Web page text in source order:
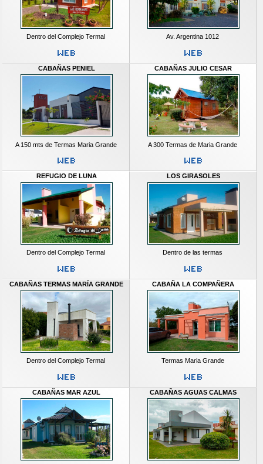
Dentro del Complejo Termal Av. Argentina 1012
CABAÑAS PENIEL
A 150 mts de Termas Maria Grande
CABAÑAS JULIO CESAR
A 300 Termas de Maria Grande
REFUGIO DE LUNA
Dentro del Complejo Termal
LOS GIRASOLES
Dentro de las termas
CABAÑAS TERMAS MARÍA GRANDE
Dentro del Complejo Termal
CABAÑA LA COMPAÑERA
Termas Maria Grande
CABAÑAS MAR AZUL CABAÑAS AGUAS CALMAS